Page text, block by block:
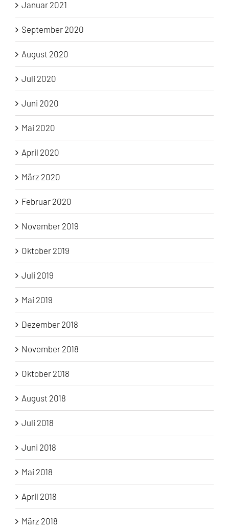
Januar 2021
September 2020
August 2020
Juli 2020
Juni 2020
Mai 2020
April 2020
März 2020
Februar 2020
November 2019
Oktober 2019
Juli 2019
Mai 2019
Dezember 2018
November 2018
Oktober 2018
August 2018
Juli 2018
Juni 2018
Mai 2018
April 2018
März 2018